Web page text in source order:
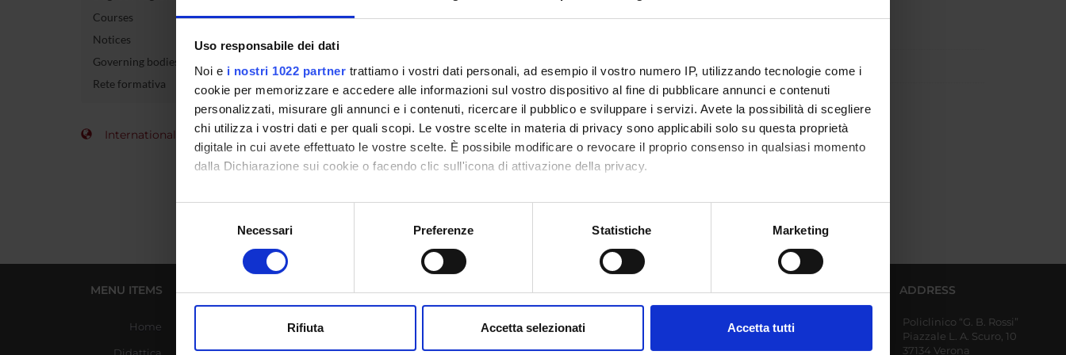
Uso responsabile dei dati
Noi e i nostri 1022 partner trattiamo i vostri dati personali, ad esempio il vostro numero IP, utilizzando tecnologie come i
cookie per memorizzare e accedere alle informazioni sul vostro dispositivo al fine di pubblicare annunci e contenuti
personalizzati, misurare gli annunci e i contenuti, ricercare il pubblico e sviluppare i servizi. Avete la possibilità di scegliere
chi utilizza i vostri dati e per quali scopi. Le vostre scelte in materia di privacy sono applicabili solo su questa proprietà
digitale in cui avete effettuato le vostre scelte. È possibile modificare o revocare il proprio consenso in qualsiasi momento
dalla Dichiarazione sui cookie o facendo clic sull'icona di attivazione della privacy.
Con il tuo consenso, vorremmo anche:
raccogliere informazioni sulla tua posizione geografica, con un'approssimazione di qualche metro,
digitali).
modificare o ritirare il tuo consenso in qualsiasi momento dalla Dichiarazione sui cookie.
Necessari Preferenze Statistiche Marketing
Rifiuta Accetta selezionati Accetta tutti
Courses
Notices
Governing bodies
Rete formativa
International Students
Academic sector MED/23 - CHIRURGIA CARDIACA
MENU ITEMS
Home
USEFUL LINKS
Azienda Ospedaliera
AFFERENT DEPARTMENTS
Diagnostics and Public
ADDRESS
Policlinico “G. B. Rossi”
Piazzale L. A. Scuro, 10
37134 Verona